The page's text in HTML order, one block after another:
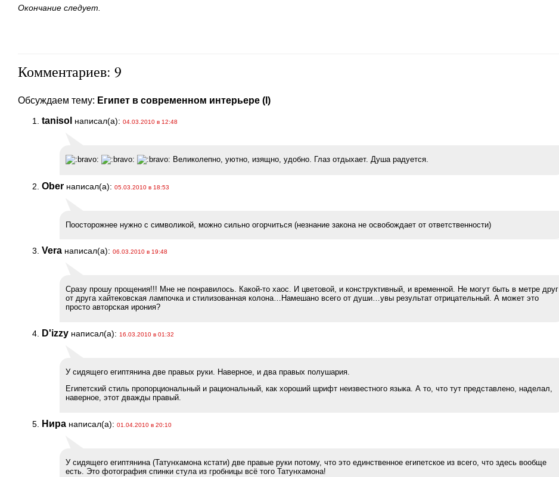
Окончание следует.
Комментариев: 9
Обсуждаем тему: Египет в современном интерьере (I)
tanisol написал(а): 04.03.2010 в 12:48
Великолепно, уютно, изящно, удобно. Глаз отдыхает. Душа радуется.
Ober написал(а): 05.03.2010 в 18:53
Поосторожнее нужно с символикой, можно сильно огорчиться (незнание закона не освобождает от ответственности)
Vera написал(а): 06.03.2010 в 19:48
Сразу прошу прощения!!! Мне не понравилось. Какой-то хаос. И цветовой, и конструктивный, и временной. Не могут быть в метре друг
от друга хайтековская лампочка и стилизованная колона…Намешано всего от души…увы результат отрицательный. А может это
просто авторская ирония?
D'izzy написал(а): 16.03.2010 в 01:32
У сидящего египтянина две правых руки. Наверное, и два правых полушария.
Египетский стиль пропорциональный и рациональный, как хороший шрифт неизвестного языка. А то, что тут представлено, наделал,
наверное, этот дважды правый.
Нира написал(а): 01.04.2010 в 20:10
У сидящего египтянина (Татунхамона кстати) две правые руки потому, что это единственное египетское из всего, что здесь вообще
есть. Это фотография спинки стула из гробницы всё того Татунхамона!